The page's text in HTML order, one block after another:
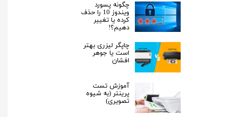
چگونه پسورد
ویندوز 10 را حذف
کرده یا تغییر
دهیم؟!
چاپگر لیزری بهتر
است یا جوهر
افشان
آموزش تست
پرینتر (به شیوه
تصویری)